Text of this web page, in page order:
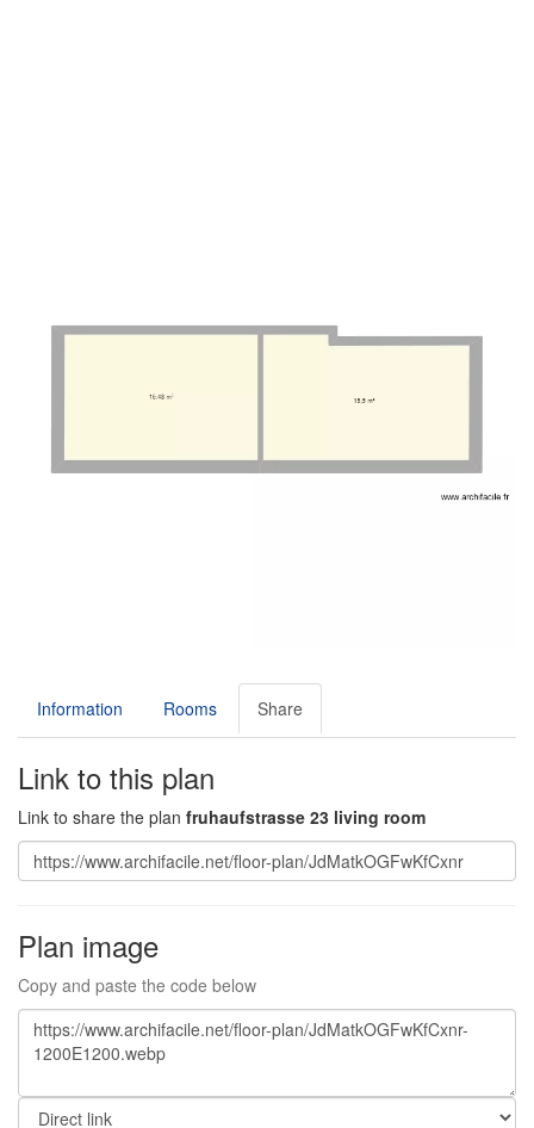
Information Rooms Share
Link to this plan
Link to share the plan fruhaufstrasse 23 living room
Plan image
Copy and paste the code below